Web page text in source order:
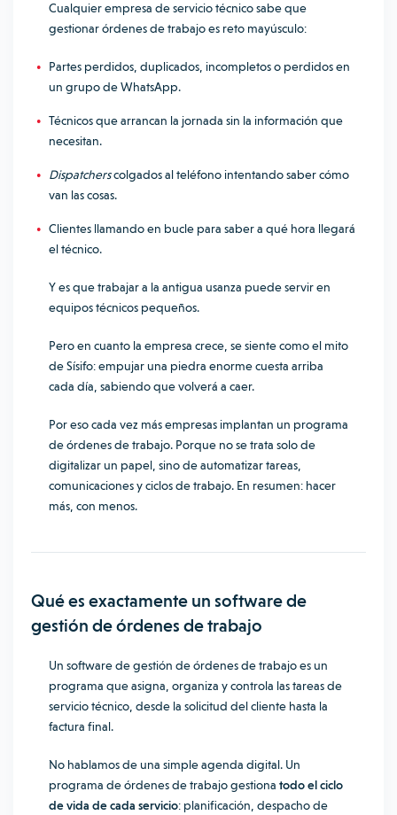
Cualquier empresa de servicio técnico sabe que
gestionar órdenes de trabajo es reto mayúsculo:
Partes perdidos, duplicados, incompletos o perdidos en
un grupo de WhatsApp.
Técnicos que arrancan la jornada sin la información que
necesitan.
Dispatcherscolgados al teléfono intentando saber cómo
van las cosas.
Clientes llamando en bucle para saber a qué hora llegará
el técnico.
Y es que trabajar a la antigua usanza puede servir en
equipos técnicos pequeños.
Pero en cuanto la empresa crece, se siente como el mito
de Sísifo: empujar una piedra enorme cuesta arriba
cada día, sabiendo que volverá a caer.
Por eso cada vez más empresas implantan un programa
de órdenes de trabajo. Porque no se trata solo de
digitalizar un papel, sino de automatizar tareas,
comunicaciones y ciclos de trabajo. En resumen: hacer
más, con menos.
Qué es exactamente un software de
gestión de órdenes de trabajo
Un software de gestión de órdenes de trabajo es un
programa que asigna, organiza y controla las tareas de
servicio técnico, desde la solicitud del cliente hasta la
factura final.
No hablamos de una simple agenda digital. Un
programa de órdenes de trabajo gestiona todo el ciclo
de vida de cada servicio: planificación, despacho de